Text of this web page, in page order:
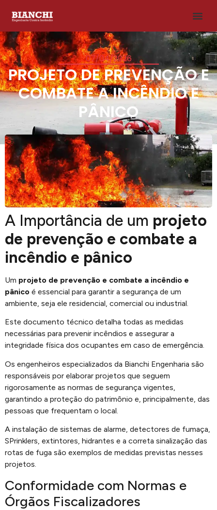
07/04/2026
PROJETO DE PREVENÇÃO E
COMBATE A INCÊNDIO E
PÂNICO
A Importância de um projeto
de prevenção e combate a
incêndio e pânico
Um projeto de prevenção e combate a incêndio e
pânico é essencial para garantir a segurança de um
ambiente, seja ele residencial, comercial ou industrial.
Este documento técnico detalha todas as medidas
necessárias para prevenir incêndios e assegurar a
integridade física dos ocupantes em caso de emergência.
Os engenheiros especializados da Bianchi Engenharia são
responsáveis por elaborar projetos que seguem
rigorosamente as normas de segurança vigentes,
garantindo a proteção do patrimônio e, principalmente, das
pessoas que frequentam o local.
A instalação de sistemas de alarme, detectores de fumaça,
SPrinklers, extintores, hidrantes e a correta sinalização das
rotas de fuga são exemplos de medidas previstas nesses
projetos.
Conformidade com Normas e
Órgãos Fiscalizadores